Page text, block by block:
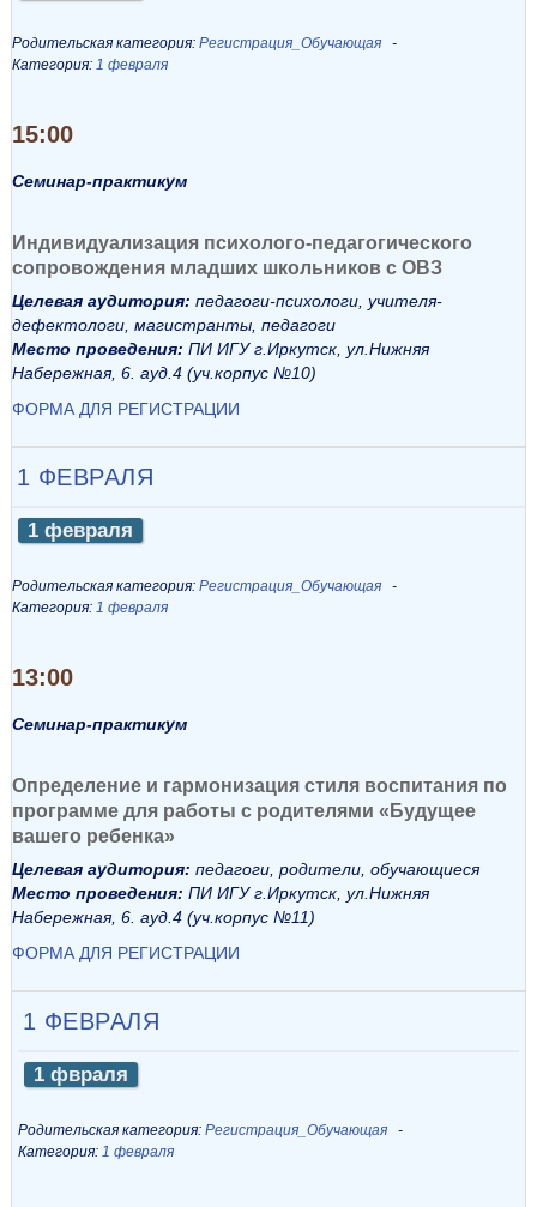
Родительская категория: Регистрация_Обучающая
Категория: 1 февраля
15:00
Семинар-практикум
Индивидуализация психолого-педагогического
сопровождения младших школьников с ОВЗ
Целевая аудитория: педагоги-психологи, учителя-
дефектологи, магистранты, педагоги
Место проведения: ПИ ИГУ г.Иркутск, ул.Нижняя
Набережная, 6. ауд.4 (уч.корпус №10)
ФОРМА ДЛЯ РЕГИСТРАЦИИ
1 ФЕВРАЛЯ
1 февраля
Родительская категория: Регистрация_Обучающая
Категория: 1 февраля
13:00
Семинар-практикум
Определение и гармонизация стиля воспитания по
программе для работы с родителями «Будущее
вашего ребенка»
Целевая аудитория: педагоги, родители, обучающиеся
Место проведения: ПИ ИГУ г.Иркутск, ул.Нижняя
Набережная, 6. ауд.4 (уч.корпус №11)
ФОРМА ДЛЯ РЕГИСТРАЦИИ
1 ФЕВРАЛЯ
1 фвраля
Родительская категория: Регистрация_Обучающая
Категория: 1 февраля